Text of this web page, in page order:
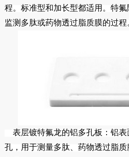
程。标准型和加长型都适用。特
监测多肽或药物透过脂质膜的过程
表层镀特氟龙的铝多孔板：铝表
孔，用于测量多肽、药物透过脂质